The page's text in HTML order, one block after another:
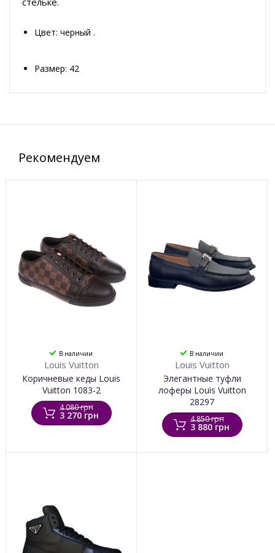
Цвет: черный .
Размер: 42
Рекомендуем
В наличии
Louis Vuitton
Коричневые кеды Louis
Vuitton 1083-2
4 080 грн
3 270 грн
В наличии
Louis Vuitton
Элегантные туфли
лоферы Louis Vuitton
28297
4 850 грн
3 880 грн